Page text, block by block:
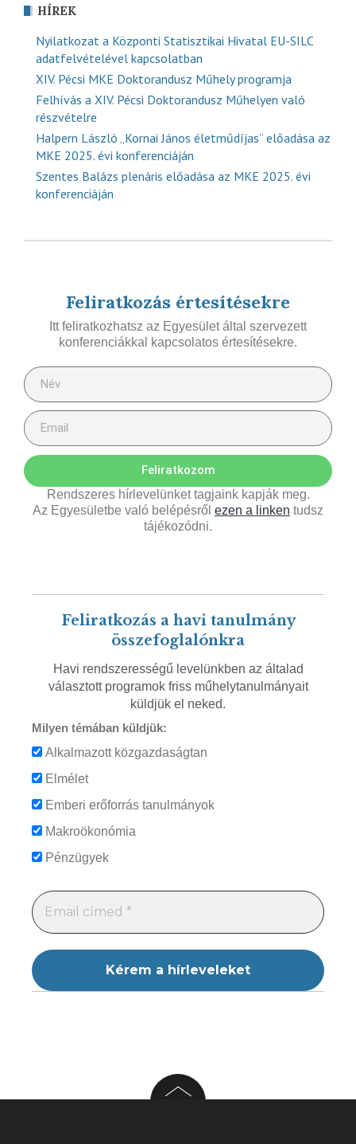
HÍREK
Nyilatkozat a Központi Statisztikai Hivatal EU-SILC
adatfelvételével kapcsolatban
XIV. Pécsi MKE Doktorandusz Műhely programja
Felhívás a XIV. Pécsi Doktorandusz Műhelyen való
részvételre
Halpern László „Kornai János életműdíjas” előadása az
MKE 2025. évi konferenciáján
Szentes Balázs plenáris előadása az MKE 2025. évi
konferenciáján
Feliratkozás értesítésekre
Itt feliratkozhatsz az Egyesület által szervezett
konferenciákkal kapcsolatos értesítésekre.
Feliratkozom
Rendszeres hírlevelünket tagjaink kapják meg.
Az Egyesületbe való belépésről ezen a linken tudsz
tájékozódni.
Feliratkozás a havi tanulmány
összefoglalónkra
Havi rendszerességű levelünkben az általad
választott programok friss műhelytanulmányait
küldjük el neked.
Milyen témában küldjük:
Alkalmazott közgazdaságtan
Elmélet
Emberi erőforrás tanulmányok
Makroökonómia
Pénzügyek